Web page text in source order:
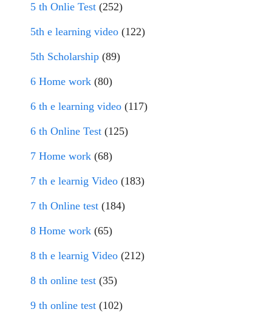
5 th Onlie Test (252)
5th e learning video (122)
5th Scholarship (89)
6 Home work (80)
6 th e learning video (117)
6 th Online Test (125)
7 Home work (68)
7 th e learnig Video (183)
7 th Online test (184)
8 Home work (65)
8 th e learnig Video (212)
8 th online test (35)
9 th online test (102)